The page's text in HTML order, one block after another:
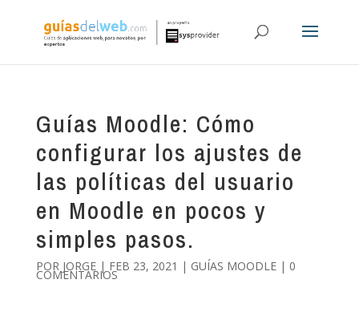
Guías Moodle: Cómo
configurar los ajustes de
las políticas del usuario
en Moodle en pocos y
simples pasos.
POR JORGE| FEB 23, 2021 | GUÍAS MOODLE| 0
COMENTARIOS